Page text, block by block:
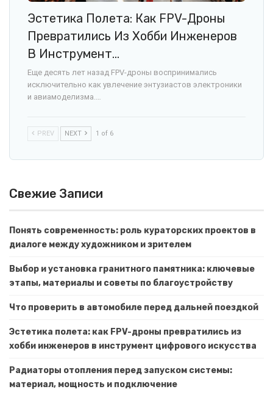
Эстетика Полета: Как FPV-Дроны
Превратились Из Хобби Инженеров
В Инструмент…
Еще десять лет назад FPV-дроны воспринимались
исключительно как увлечение энтузиастов электроники
и авиамоделизма.…
PREV NEXT 1 of 6
Свежие Записи
Понять современность: роль кураторских проектов в
диалоге между художником и зрителем
Выбор и установка гранитного памятника: ключевые
этапы, материалы и советы по благоустройству
Что проверить в автомобиле перед дальней поездкой
Эстетика полета: как FPV-дроны превратились из
хобби инженеров в инструмент цифрового искусства
Радиаторы отопления перед запуском системы:
материал, мощность и подключение